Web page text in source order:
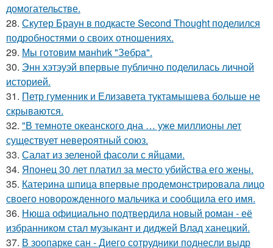
домогательстве.
28. Скутер Браун в подкасте Second Thought поделился
подробностями о своих отношениях.
29. Мы готовим мaнhиk "Зeбpa".
30. Энн хэтэуэй впервые публично поделилась личной
историей.
31. Петр гуменник и Елизавета туктамышева больше не
скрываются.
32. "В темноте океанского дна … уже миллионы лет
существует невероятный союз.
33. Салат из зеленой фасоли с яйцами.
34. Японец 30 лет платил за место убийства его жены.
35. Катерина шпица впервые продемонстрировала лицо
своего новорожденного мальчика и сообщила его имя.
36. Нюша официально подтвердила новый роман - её
избранником стал музыкант и диджей Влад ханецкий.
37. В зоопарке сан - Диего сотрудники поднесли выдр